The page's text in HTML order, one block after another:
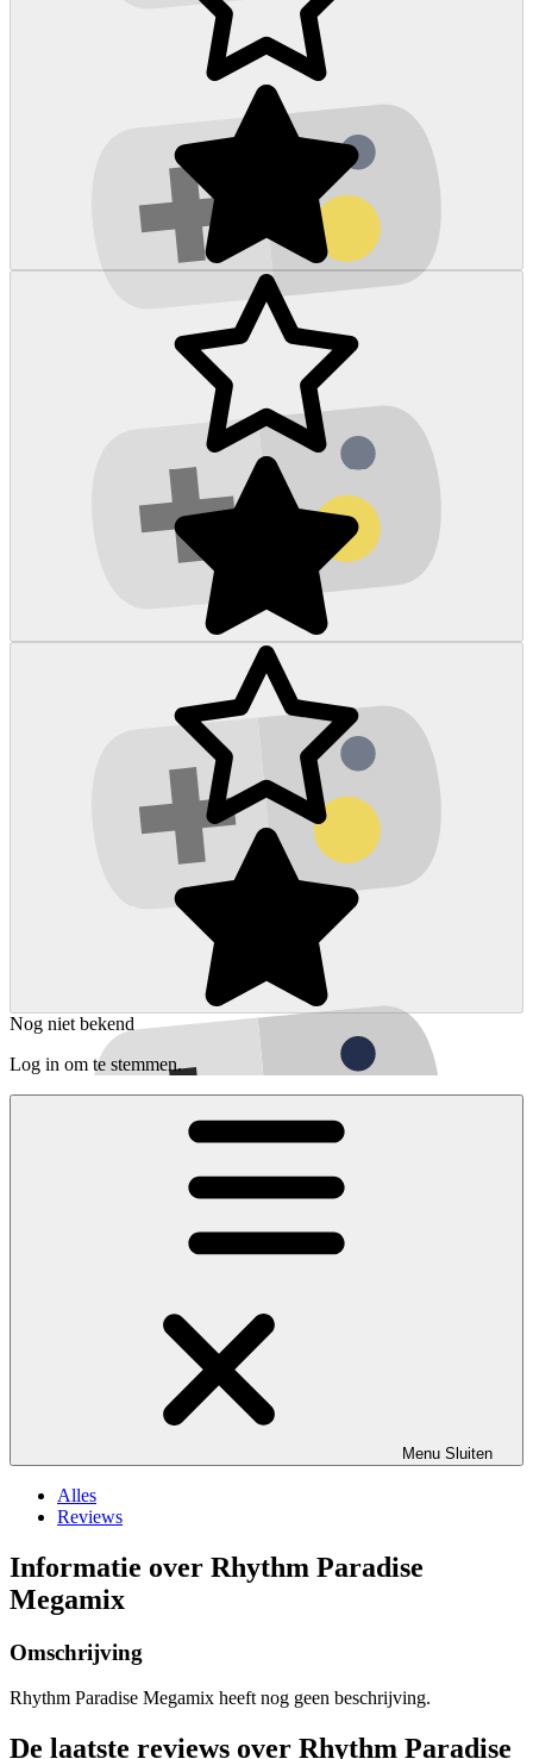
Nog niet bekend
Log in om te stemmen.
Menu Sluiten
Alles
Reviews
Informatie over Rhythm Paradise
Megamix
Omschrijving
Rhythm Paradise Megamix heeft nog geen beschrijving.
De laatste reviews over Rhythm Paradise